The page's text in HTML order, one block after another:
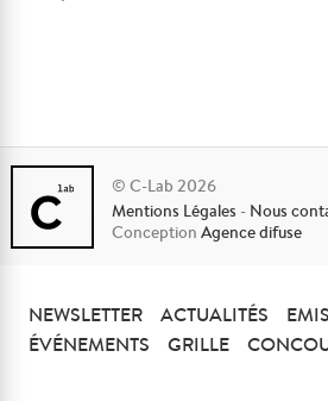
© C-Lab 2026
Mentions Légales - Nous
ConceptionAgence difuse
NEWSLETTER ACTUALITÉS
ÉVÉNEMENTS
GRILLE